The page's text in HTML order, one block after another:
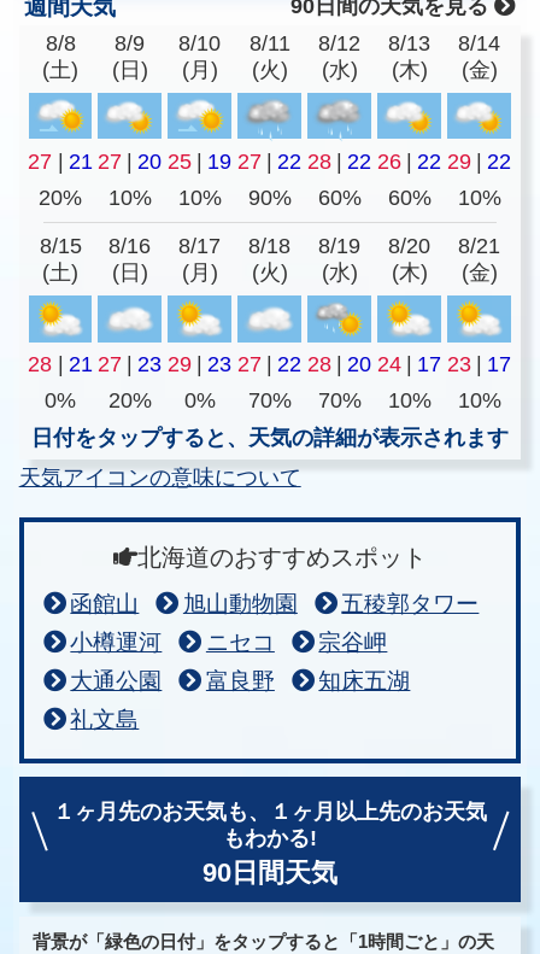
週間天気
90日間の天気を見る
8/8
(土)
8/9
(日)
8/10
(月)
8/11
(火)
8/12
(水)
8/13
(木)
8/14
(金)
27 21 27 20 25 19 27 22 28 22 26 22 29
22
20%
10% 10% 90% 60% 60% 10%
8/15
(土)
8/16
(日)
8/17
(月)
8/18
(火)
8/19
(水)
8/20
(木)
8/21
(金)
28 21 27 23 29 23 27 22 28 20 24 17 23
17
0%
20% 0% 70% 70% 10%
10%
日付をタップすると、天気の詳細が表示されます
天気アイコンの意味について
北海道のおすすめスポット
函館山 旭山動物園
五稜郭タワー
小樽運河
ニセコ
宗谷岬
大通公園
富良野
知床五湖
礼文島
１ヶ月先のお天気も、
１ヶ月以上先のお天気
もわかる!
90日間天気
背景が「緑色の日付」をタップすると「1時間ごと」の天